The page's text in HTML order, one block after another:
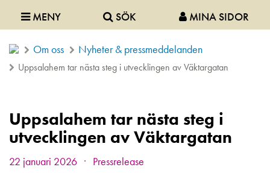
MENY SÖK MINA SIDOR
Om oss Nyheter & pressmeddelanden
Uppsalahem tar nästa steg i utvecklingen av Väktargatan
Uppsalahem tar nästa steg i
utvecklingen av Väktargatan
22 januari 2026 . Pressrelease